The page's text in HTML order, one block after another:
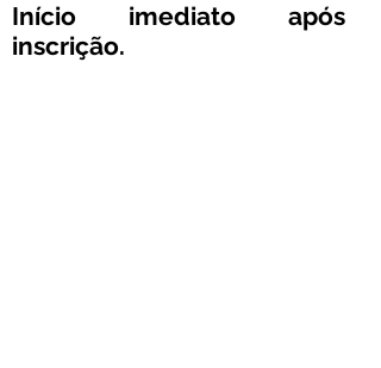
Início imediato após
inscrição.